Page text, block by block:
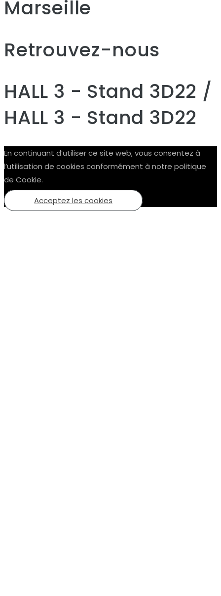
Marseille
Retrouvez-nous
HALL 3 - Stand 3D22 /
HALL 3 - Stand 3D22
En continuant d’utiliser ce site web, vous consentez à
l’utilisation de cookies conformément à notre politique
de Cookie.
Acceptez les cookies